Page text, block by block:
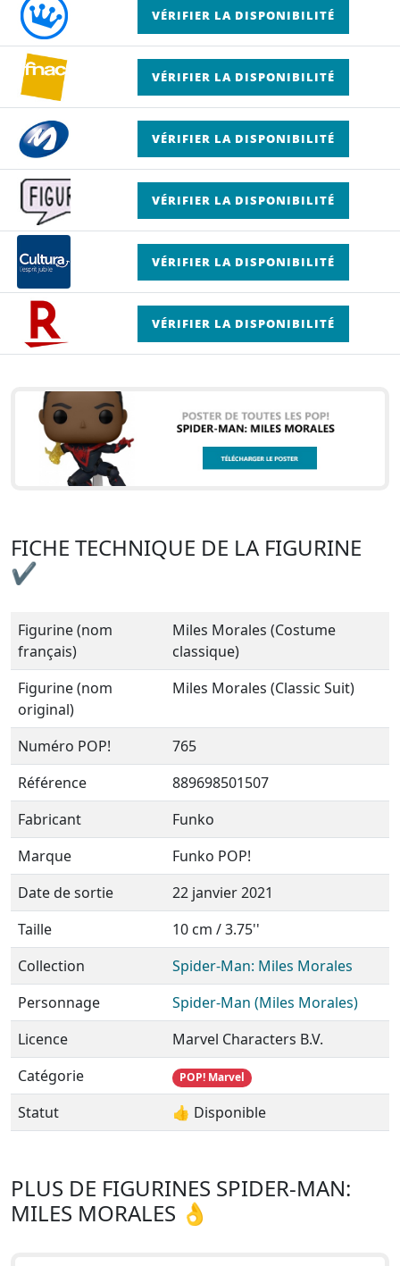
VÉRIFIER LA DISPONIBILITÉ
VÉRIFIER LA DISPONIBILITÉ
VÉRIFIER LA DISPONIBILITÉ
VÉRIFIER LA DISPONIBILITÉ
VÉRIFIER LA DISPONIBILITÉ
VÉRIFIER LA DISPONIBILITÉ
FICHE TECHNIQUE DE LA FIGURINE
✔
Figurine (nom
français)
Miles Morales (Costume
classique)
Figurine (nom
original)
Miles Morales (Classic Suit)
Numéro POP!
765
Référence
889698501507
Fabricant
Funko
Marque
Funko POP!
Date de sortie
22 janvier 2021
Taille
10 cm / 3.75''
Collection
Spider-Man: Miles Morales
Personnage
Spider-Man (Miles Morales)
Licence
Marvel Characters B.V.
Catégorie
POP! Marvel
Statut 👍 Disponible
PLUS DE FIGURINES SPIDER-MAN:
MILES MORALES 👌